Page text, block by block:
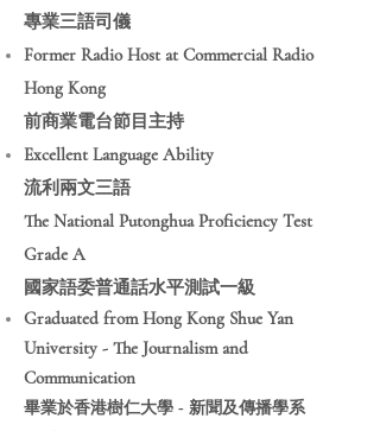
專業三語司儀
Former Radio Host at Commercial Radio
Hong Kong
前商業電台節目主持
Excellent Language Ability
流利兩文三語
The National Putonghua Proficiency Test
Grade A
國家語委普通話水平測試一級
Graduated from Hong Kong Shue Yan
University - The Journalism and
Communication
畢業於香港樹仁⼤學 - 新聞及傳播學系